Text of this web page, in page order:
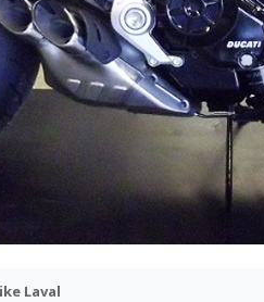
Laval